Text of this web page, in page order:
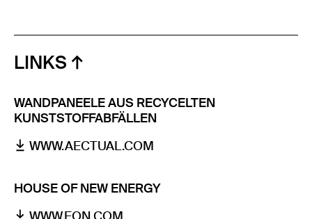
LINKS
WANDPANEELE AUS RECYCELTEN
KUNSTSTOFFABFÄLLEN
WWW.AECTUAL.COM
HOUSE OF NEW ENERGY